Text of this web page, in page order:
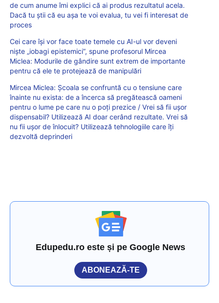
de cum anume îmi explici că ai produs rezultatul acela.
Dacă tu știi că eu așa te voi evalua, tu vei fi interesat de
proces
Cei care își vor face toate temele cu AI-ul vor deveni
niște „iobagi epistemici”, spune profesorul Mircea
Miclea: Modurile de gândire sunt extrem de importante
pentru că ele te protejează de manipulări
Mircea Miclea: Școala se confruntă cu o tensiune care
înainte nu exista: de a încerca să pregătească oameni
pentru o lume pe care nu o poți prezice / Vrei să fii ușor
dispensabil? Utilizează AI doar cerând rezultate. Vrei să
nu fii ușor de înlocuit? Utilizează tehnologiile care îți
dezvoltă deprinderi
Edupedu.ro este și pe Google News
ABONEAZĂ-TE